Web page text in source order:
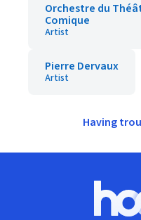
Orchestre du
Comique
Artist
Pierre Dervaux
Artist
Having